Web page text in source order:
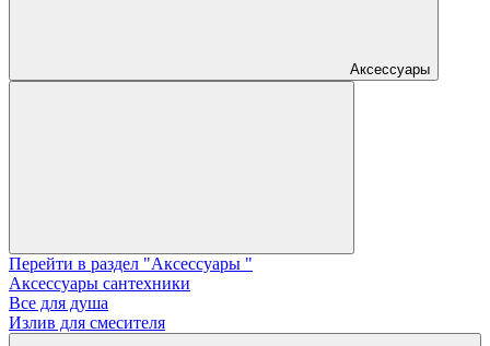
Аксессуары
Перейти в раздел "Аксессуары "
Аксессуары сантехники
Все для душа
Излив для смесителя